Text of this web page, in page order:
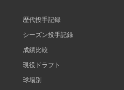
歴代投手記録
シーズン投手記録
成績比較
現役ドラフト
球場別